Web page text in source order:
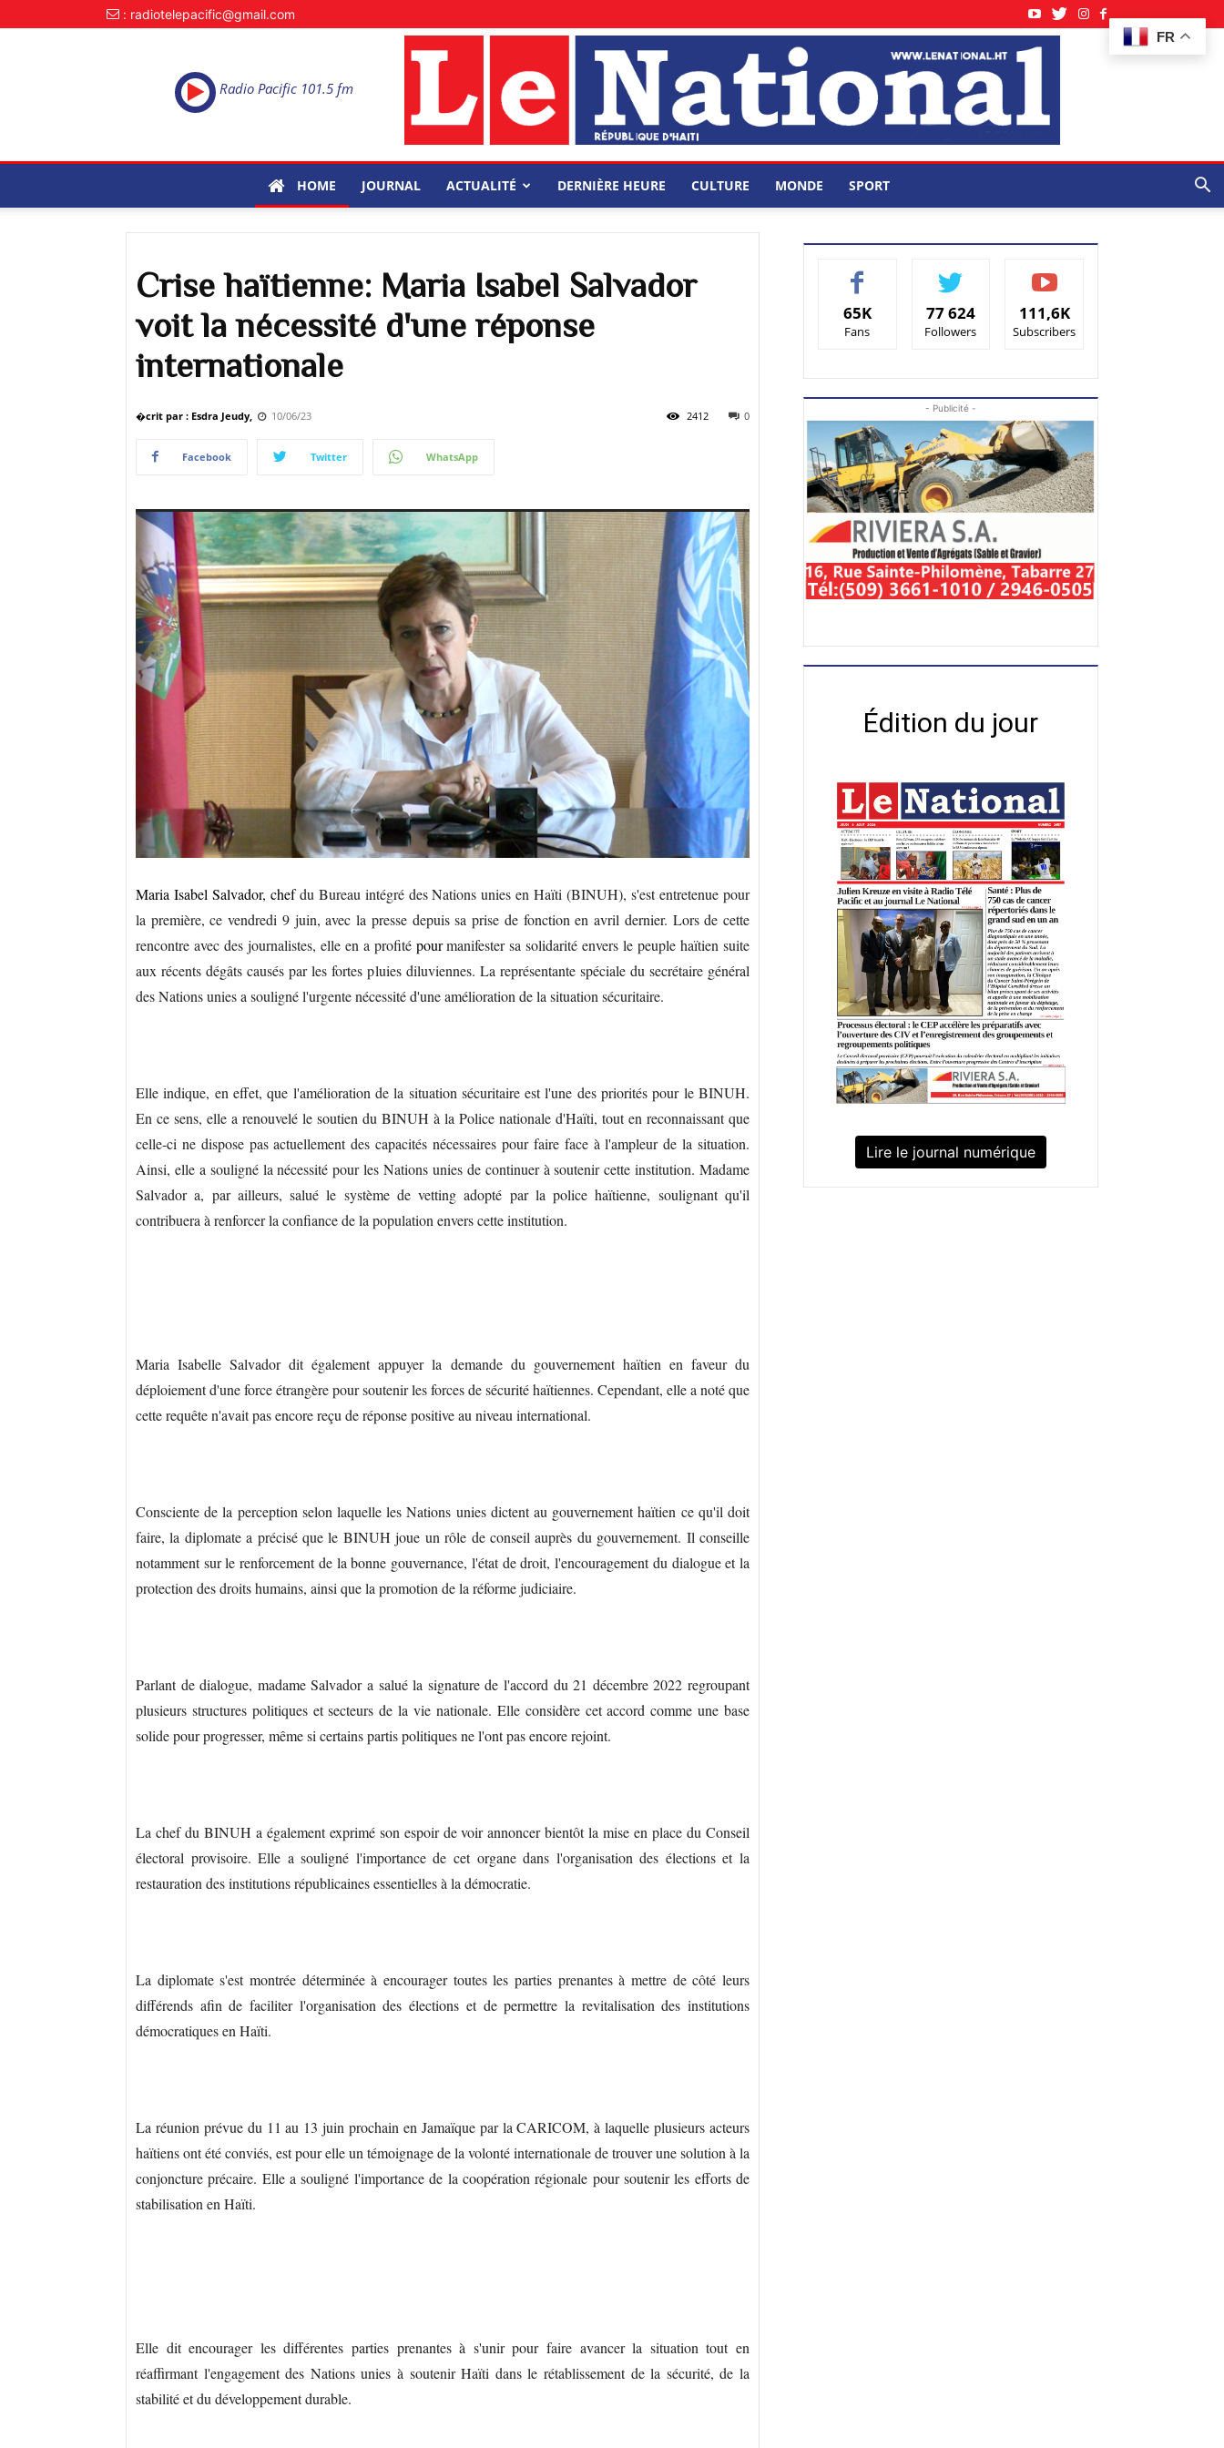
FR
: radiotelepacific@gmail.com
Radio Pacific 101.5 fm
HOME JOURNAL ACTUALITÉ DERNIÈRE HEURE CULTURE MONDE SPORT
Crise haïtienne: Maria Isabel Salvador
voit la nécessité d'une réponse
internationale
�crit par : Esdra Jeudy, 10/06/23 0
2412
Facebook Twitter WhatsApp
Maria Isabel Salvador, chefdu Bureau intégré des Nations unies en Haïti (BINUH), s'est entretenue pour
la première, ce vendredi 9 juin, avec la presse depuis sa prise de fonction en avril dernier. Lors de cette
rencontre avec des journalistes, elle en a profité pourmanifester sa solidarité envers le peuple haïtien suite
aux récents dégâts causés par les fortes pluies diluviennes. La représentante spéciale du secrétaire général
des Nations unies a souligné l'urgente nécessité d'une amélioration de la situation sécuritaire.
Elle indique, en effet, que l'amélioration de la situation sécuritaire est l'une des priorités pour le BINUH.
En ce sens, elle a renouvelé le soutien du BINUH à la Police nationale d'Haïti, tout en reconnaissant que
celle-ci ne dispose pas actuellement des capacités nécessaires pour faire face à l'ampleur de la situation.
Ainsi, elle a souligné la nécessité pour les Nations unies de continuer à soutenir cette institution. Madame
Salvador a, par ailleurs, salué le système de vetting adopté par la police haïtienne, soulignant qu'il
contribuera à renforcer la confiance de la population envers cette institution.
Maria Isabelle Salvador dit également appuyer la demande du gouvernement haïtien en faveur du
déploiement d'une force étrangère pour soutenir les forces de sécurité haïtiennes. Cependant, elle a noté que
cette requête n'avait pas encore reçu de réponse positive au niveau international.
Consciente de la perception selon laquelle les Nations unies dictent au gouvernement haïtien ce qu'il doit
faire, la diplomate a précisé que le BINUH joue un rôle de conseil auprès du gouvernement. Il conseille
notamment sur le renforcement de la bonne gouvernance, l'état de droit, l'encouragement du dialogue et la
protection des droits humains, ainsi que la promotion de la réforme judiciaire.
Parlant de dialogue, madame Salvador a salué la signature de l'accord du 21 décembre 2022 regroupant
plusieurs structures politiques et secteurs de la vie nationale. Elle considère cet accord comme une base
solide pour progresser, même si certains partis politiques ne l'ont pas encore rejoint.
La chef du BINUH a également exprimé son espoir de voir annoncer bientôt la mise en place du Conseil
électoral provisoire. Elle a souligné l'importance de cet organe dans l'organisation des élections et la
restauration des institutions républicaines essentielles à la démocratie.
La diplomate s'est montrée déterminée à encourager toutes les parties prenantes à mettre de côté leurs
différends afin de faciliter l'organisation des élections et de permettre la revitalisation des institutions
démocratiques en Haïti.
La réunion prévue du 11 au 13 juin prochain en Jamaïque par la CARICOM, à laquelle plusieurs acteurs
haïtiens ont été conviés, est pour elle un témoignage de la volonté internationale de trouver une solution à la
conjoncture précaire. Elle a souligné l'importance de la coopération régionale pour soutenir les efforts de
stabilisation en Haïti.
Elle dit encourager les différentes parties prenantes à s'unir pour faire avancer la situation tout en
réaffirmant l'engagement des Nations unies à soutenir Haïti dans le rétablissement de la sécurité, de la
stabilité et du développement durable.
65K
Fans
77 624
Followers
111,6K
Subscribers
- Publicité -
Édition du jour
Lire le journal numérique